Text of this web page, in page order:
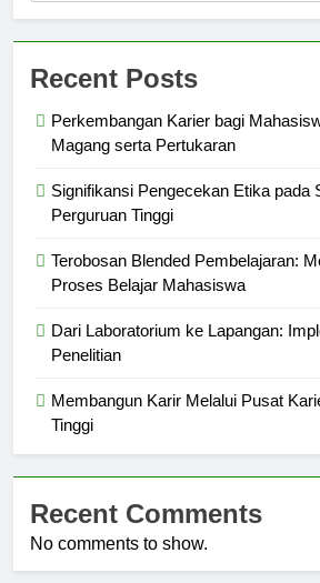
Recent Posts
Perkembangan Karier bagi
Magang serta Pertukaran
Signifikansi Pengecekan Etika pada
Perguruan Tinggi
Terobosan Blended Pembelajaran:
Proses Belajar Mahasiswa
Dari Laboratorium ke Lapangan:
Penelitian
Membangun Karir Melalui Pusat
Tinggi
Recent Comments
No comments to show.